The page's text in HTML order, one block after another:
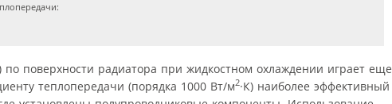
поверхности радиатора при жидкостном охлаждении играет еще
теплопередачи (порядка 1000 Вт/м2·К) наиболее эффективный